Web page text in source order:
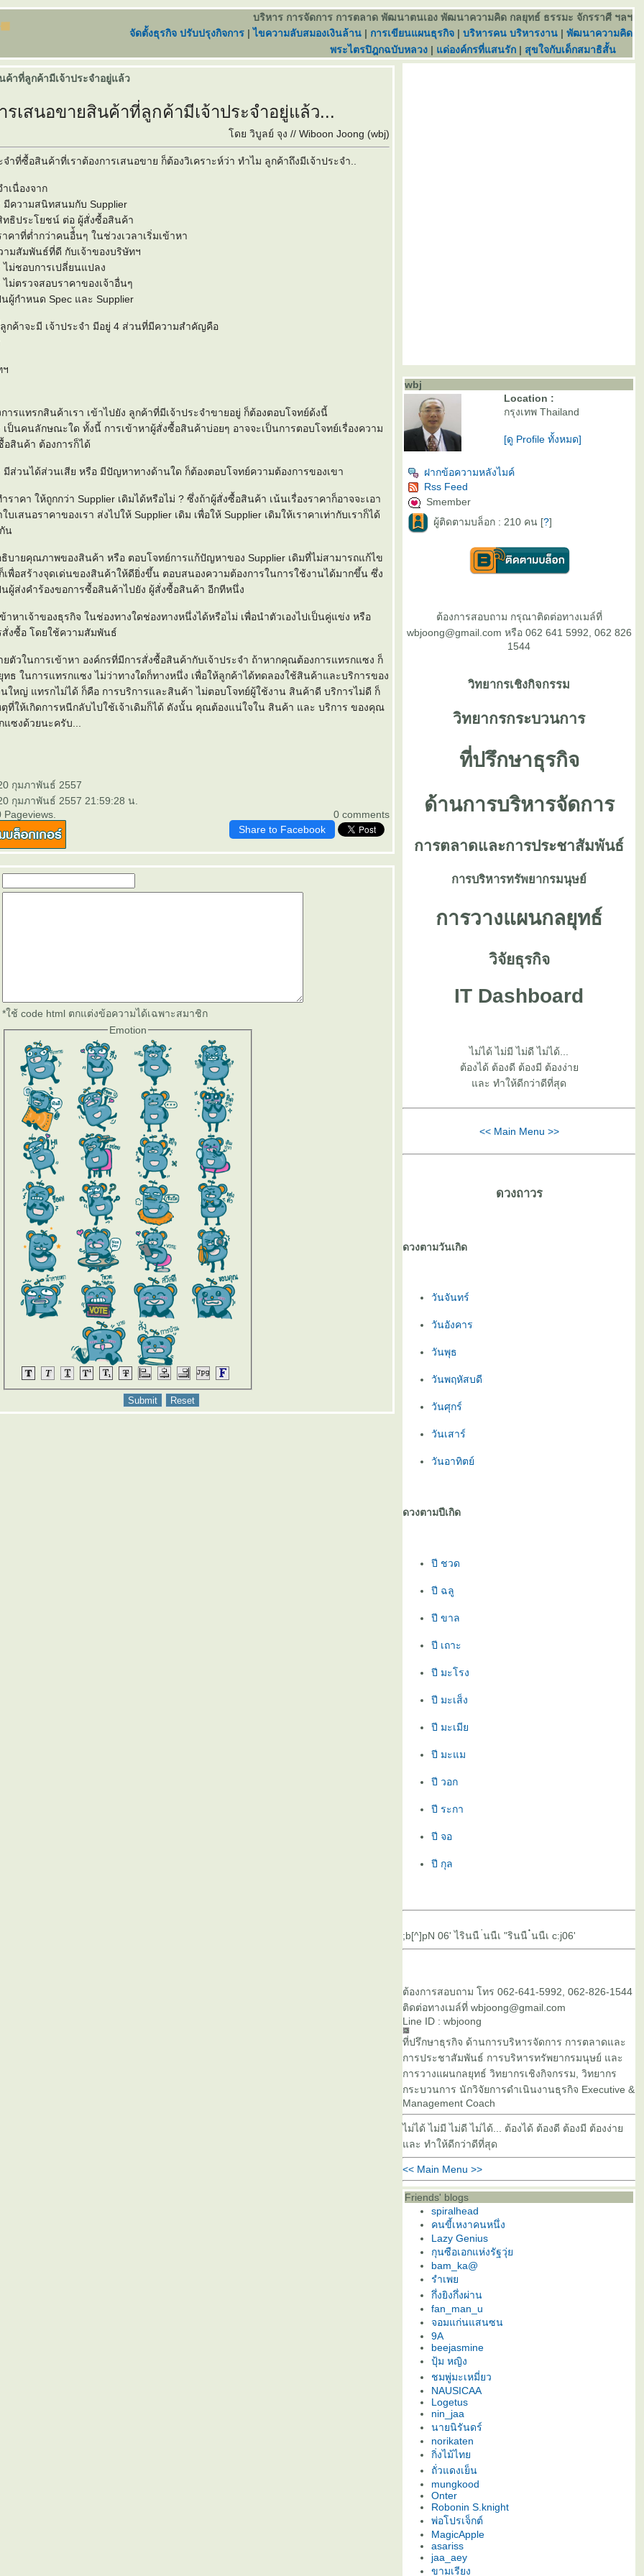
บริหาร การจัดการ การตลาด พัฒนาตนเอง พัฒนาความคิด กลยุทธ์ ธรรมะ จักรราศี ฯลฯ
จัดตั้งธุรกิจ ปรับปรุงกิจการ |ไขความลับสมองเงินล้าน | การเขียนแผนธุรกิจ | บริหารคน บริหารงาน | พัฒนาความคิด
พระไตรปิฎกฉบับหลวง | ด่องค์กรที่แสนรัก | สุขใจกับเด็กสมาธิสั้น
ค้าที่ลูกค้ามีเจ้าประจำอยู่แล้ว
รเสนอขายสินค้าที่ลูกค้ามีเจ้าประจำอยู่แล้ว...
ดย วิบูลย์ จุง // Wiboon Joong (wbj)
จำที่ซื้อสินค้าที่เราต้องการเสนอขาย ก็ต้องวิเคราะห์ว่า ทำไม ลูกค้าถึงมีเจ้าประจำ..
เนื่องจาก
มีความสนิทสนมกับ Supplier
ทธิประโยชน์ ต่อ ผู้สั่งซื้อสินค้า
าคาที่ต่ำกว่าคนอื่้นๆ ในช่วงเวลาเริ่มเข้าหา
ามสัมพันธ์ที่ดี กับเจ้าของบริษัทฯ
ม่ชอบการเปลี่ยนแปลง
ม่ตรวจสอบราคาของเจ้าอื่นๆ
ผู้กำหนด Spec และ Supplier
กค้าจะมี เจ้าประจำ มีอยู่ 4 ส่วนที่มีความสำคัญคือ
ฯ
ารแทรกสินค้าเรา เข้าไปยัง ลูกค้าที่มีเจ้าประจำขายอยู่ ก็ต้องตอบโจทย์ด้งนี้
ป็นคนลักษณะใด ทั้งนี้ การเข้าหาผู้สั่งซื้อสินค้าบ่อยๆ อาจจะเป็นการตอบโจทย์เรื่องความ
สินค้า ต้องการก็ได้
ส่วนได้ส่วนเสีย หรือ มีปัญหาทางด้านใด ก็ต้องตอบโจทย์ความต้องการของเขา
ราคา ให้ถูกกว่า Supplier เดิมได้หรือไม่ ? ซึ่งถ้าผู้สั่งซื้อสินค้า เน้นเรื่องราคาก็อาจจะเอา
บเสนอราคาของเรา ส่งไปให้ Supplier เดิม เพื่อให้ Supplier เดิมให้เราคาเท่ากับเราก็ได้
น
ธิบายคุณภาพของสินค้า หรือ ตอบโจทย์การแก้ปัญหาของ Supplier เดิมที่ไม่สามารถแก้ไข
เพื่อสร้างจุดเด่นของสินค้าให้ดียิ่งขึ้น ตอบสนองความต้องการในการใช้งานได้มากขึ้น ซึ่ง
ผู้ส่งคำร้องขอการซื้อสินค้าไปยัง ผู้สั่งซื้อสินค้า อีกทีหนึ่ง
าหาเจ้าของธุรกิจ ในช่องทางใดช่องทางหนึ่งได้หรือไม่ เพื่อนำตัวเองไปเป็นคู่แข่ง หรือ
สั่งซื้อ โดยใช้ความสัมพันธ์
ตัวในการเข้าหา องค์กรที่มีการสั่งซื้อสินค้ากับเจ้าประจำ ถ้าหากคุณต้องการแทรกแซง ก็
ทธ ในการแทรกแซง ไม่ว่าทางใดก็ทางหนึ่ง เพื่อให้ลูกค้าได้ทดลองใช้สินค้าและบริการของ
ใหญ่ แทรกไม่ได้ ก็คือ การบริการและสินค้า ไม่ตอบโจทย์ผู้ใช้งาน สินค้าดี บริการไม่ดี ก็
ตุที่ให้เกิดการหนีกลับไปใช้เจ้าเดิมก็ได้ ดังนั้น คุณต้องแน่ใจใน สินค้า และ บริการ ของคุณ
ซงด้วยนะครับ...
กุมภาพันธ์ 2557
กุมภาพันธ์ 2557 21:59:28 น.
0 comments
Share to Facebook
*ใช้ code html ตกแต่งข้อความได้เฉพาะสมาชิก
Emotion
wbj
Location :
กรุงเทพ Thailand
[ดู Profile ทั้งหมด]
ฝากข้อความหลังไมค์
Rss Feed
Smember
ผู้ติดตามบล็อก : 210 คน [?]
ต้องการสอบถาม กรุณาติดต่อทางเมล์ที่
wbjoong@gmail.com หรือ 062 641 5992, 062 826
1544
วิทยากรเชิงกิจกรรม
วิทยากรกระบวนการ
ที่ปรึกษาธุรกิจ
ด้านการบริหารจัดการ
การตลาดและการประชาสัมพันธ์
การบริหารทรัพยากรมนุษย์
การวางแผนกลยุทธ์
วิจัยธุรกิจ
IT Dashboard
ไม่ได้ ไม่มี ไม่ดี ไม่ได้...
ต้องได้ ต้องดี ต้องมี ต้องง่า
ละ ทำให้ดีกว่าดีที่สุด
<< Main Menu >>
ดวงถาวร
ดวงตามวันเกิด
วันจันทร์
วันอังคาร
วันพุธ
วันพฤหัสบดี
วันศุกร์
วันเสาร์
วันอาทิตย์
ดวงตามปีเกิด
ปี ชวด
ปี ฉลู
ปี ขาล
ปี เถาะ
ปี มะโรง
ปี มะเส็ง
ปี มะเมี
ปี มะแม
ปี วอก
ปี ระกา
ปี จอ
ปี กุล
;b[^]pN 06' ไรินนื ่นนืเ "รินนื ๋นนืเ c:j06'
ต้องการสอบถาม โทร 062-641-5992, 062-826-1544
ติดต่อทางเมล์ที่ wbjoong@gmail.com
Line ID : wbjoong
ที่ปรึกษาธุรกิจ ด้านการบริหารจัดการ การตลาดและ
การประชาสัมพันธ์ การบริหารทรัพยากรมนุษย์ และ
การวางแผนกลยุทธ์ วิทยากรเชิงกิจกรรม, วิทยากร
กระบวนการ นักวิจัยการดำเนินงานธุรกิจ Executive &
Management Coach
ไม่ได้ ไม่มี ไม่ดี ไม่ได้... ต้องได้ ต้องดี ต้องมี ต้องง่า
ละ ทำให้ดีกว่าดีที่สุด
<< Main Menu >>
Friends' blogs
spiralhead
คนขี้เหงาคนหนึ่ง
Lazy Genius
กุนซือเอกแห่งรัฐวุ่
bam_ka@
รำเพ
กึ่งยิงกึ่งผ่าน
fan_man_u
จอมแก่นแสนซน
9A
beejasmine
ปุ้ม หญิง
ชมพู่มะเหมี่ยว
NAUSICAA
Logetus
nin_jaa
นายนิรันดร์
norikaten
กิ่งไม้ไท
ถั่วแดงเย็น
mungkood
Onter
Robonin S.knight
พ่อโปรเจ็กต์
MagicApple
asariss
jaa_aey
ขามเรียง